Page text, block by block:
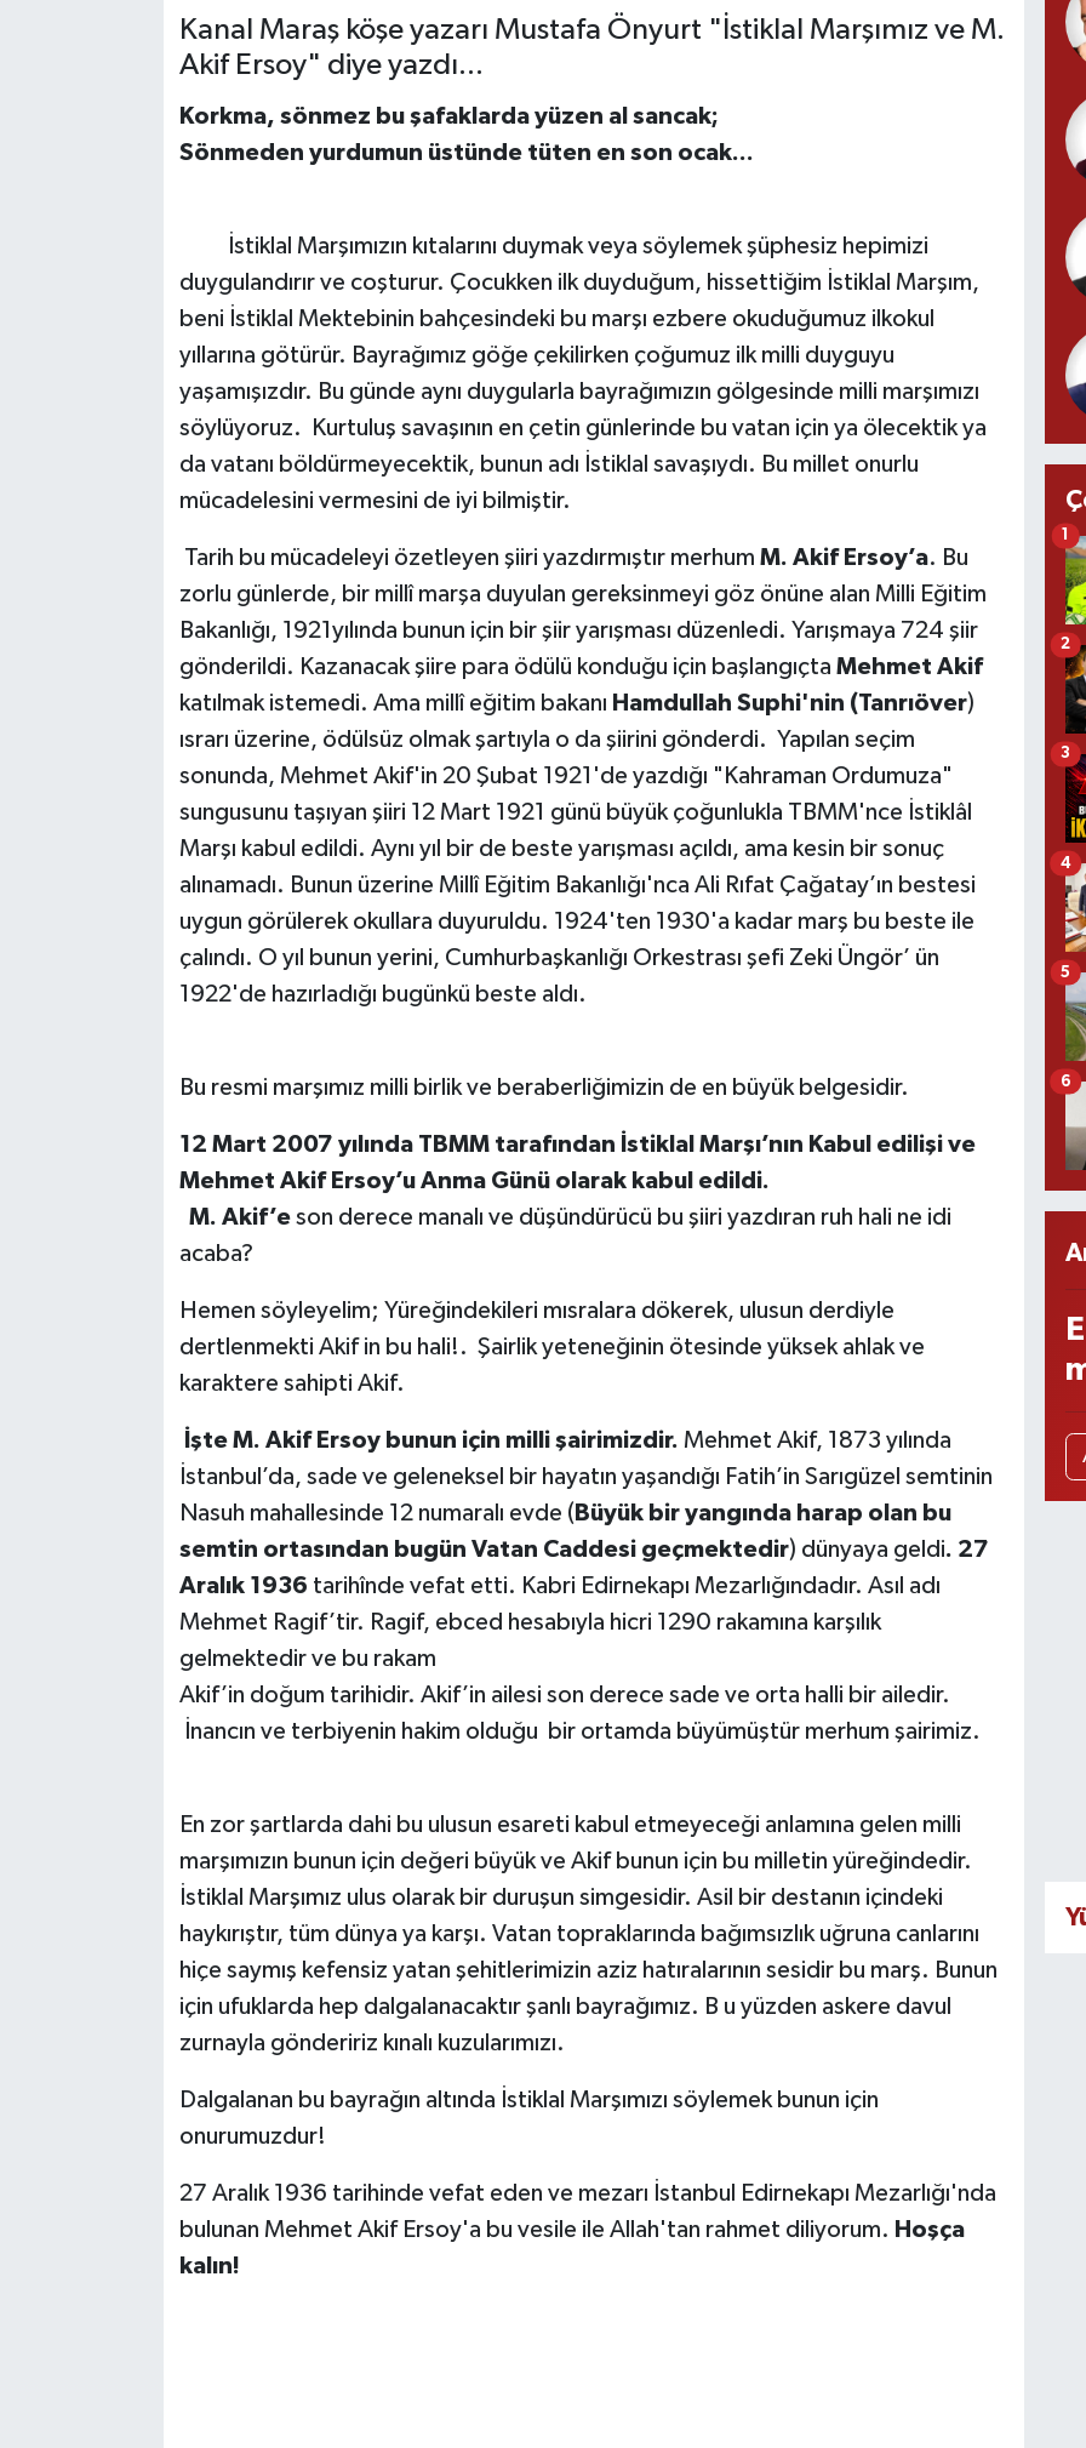
Kanal Maraş köşe yazarı Mustafa Önyurt "İstiklal Marşımız ve M.
Akif Ersoy" diye yazdı...
Korkma, sönmez bu şafaklarda yüzen al sancak;
Sönmeden yurdumun üstünde tüten en son ocak...
İstiklal Marşımızın kıtalarını duymak veya söylemek şüphesiz hepimizi
duygulandırır ve coşturur. Çocukken ilk duyduğum, hissettiğim İstiklal Marşım,
beni İstiklal Mektebinin bahçesindeki bu marşı ezbere okuduğumuz ilkokul
yıllarına götürür. Bayrağımız göğe çekilirken çoğumuz ilk milli duyguyu
yaşamışızdır. Bu günde aynı duygularla bayrağımızın gölgesinde milli marşımızı
söylüyoruz. Kurtuluş savaşının en çetin günlerinde bu vatan için ya ölecektik ya
da vatanı böldürmeyecektik, bunun adı İstiklal savaşıydı. Bu millet onurlu
mücadelesini vermesini de iyi bilmiştir.
Tarih bu mücadeleyi özetleyen şiiri yazdırmıştır merhum M. Akif Ersoy’a. Bu
zorlu günlerde, bir millî marşa duyulan gereksinmeyi göz önüne alan Milli Eğitim
Bakanlığı, 1921yılında bunun için bir şiir yarışması düzenledi. Yarışmaya 724 şiir
gönderildi. Kazanacak şiire para ödülü konduğu için başlangıçta Mehmet Akif
katılmak istemedi. Ama millî eğitim bakanı Hamdullah Suphi'nin (Tanrıöver)
ısrarı üzerine, ödülsüz olmak şartıyla o da şiirini gönderdi. Yapılan seçim
sonunda, Mehmet Akif'in 20 Şubat 1921'de yazdığı "Kahraman Ordumuza"
sungusunu taşıyan şiiri 12 Mart 1921 günü büyük çoğunlukla TBMM'nce İstiklâl
Marşı kabul edildi. Aynı yıl bir de beste yarışması açıldı, ama kesin bir sonuç
alınamadı. Bunun üzerine Millî Eğitim Bakanlığı'nca Ali Rıfat Çağatay’ın bestesi
uygun görülerek okullara duyuruldu. 1924'ten 1930'a kadar marş bu beste ile
çalındı. O yıl bunun yerini, Cumhurbaşkanlığı Orkestrası şefi Zeki Üngör’ ün
1922'de hazırladığı bugünkü beste aldı.
Bu resmi marşımız milli birlik ve beraberliğimizin de en büyük belgesidir.
12 Mart 2007 yılında TBMM tarafından İstiklal Marşı’nın Kabul edilişi ve
Mehmet Akif Ersoy’u Anma Günü olarak kabul edildi.
M. Akif’eson derece manalı ve düşündürücü bu şiiri yazdıran ruh hali ne idi
acaba?
Hemen söyleyelim; Yüreğindekileri mısralara dökerek, ulusun derdiyle
dertlenmekti Akif in bu hali!. Şairlik yeteneğinin ötesinde yüksek ahlak ve
karaktere sahipti Akif.
İşte M. Akif Ersoy bunun için milli şairimizdir. Mehmet Akif, 1873 yılında
İstanbul’da, sade ve geleneksel bir hayatın yaşandığı Fatih’in Sarıgüzel semtinin
Nasuh mahallesinde 12 numaralı evde ( Büyük bir yangında harap olan bu
semtin ortasından bugün Vatan Caddesi geçmektedir) dünyaya geldi. 27
Aralık 1936 tarihînde vefat etti. Kabri Edirnekapı Mezarlığındadır. Asıl adı
Mehmet Ragif’tir. Ragif, ebced hesabıyla hicri 1290 rakamına karşılık
gelmektedir ve bu rakam
Akif’in doğum tarihidir. Akif’in ailesi son derece sade ve orta halli bir ailedir.
İnancın ve terbiyenin hakim olduğu bir ortamda büyümüştür merhum şairimiz.
En zor şartlarda dahi bu ulusun esareti kabul etmeyeceği anlamına gelen milli
marşımızın bunun için değeri büyük ve Akif bunun için bu milletin yüreğindedir.
İstiklal Marşımız ulus olarak bir duruşun simgesidir. Asil bir destanın içindeki
haykırıştır, tüm dünya ya karşı. Vatan topraklarında bağımsızlık uğruna canlarını
hiçe saymış kefensiz yatan şehitlerimizin aziz hatıralarının sesidir bu marş. Bunun
için ufuklarda hep dalgalanacaktır şanlı bayrağımız. B u yüzden askere davul
zurnayla göndeririz kınalı kuzularımızı.
Dalgalanan bu bayrağın altında İstiklal Marşımızı söylemek bunun için
onurumuzdur!
27 Aralık 1936 tarihinde vefat eden ve mezarı İstanbul Edirnekapı Mezarlığı'nda
bulunan Mehmet Akif Ersoy'a bu vesile ile Allah'tan rahmet diliyorum. Hoşça
kalın!
1
2
3
4
5
6